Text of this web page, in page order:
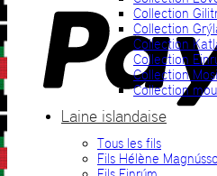
Collection
Collection
Collection
Collection
Collection Mosi
Collection
Laine islandaise
Tous les fils
Fils Hélène